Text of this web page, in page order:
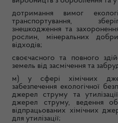
дотримання вимог
транспортування,
знешкодження та
рослин, мінеральних
відходів;
своєчасного та повного
земель від засмічення та
м) у сфері хімічних
забезпечення екологічної
джерел струму та
джерел струму, ведення
відпрацьованих хімічних
для утилізації;